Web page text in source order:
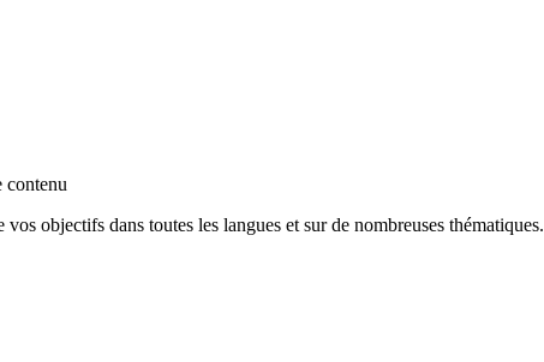
contenu
objectifs dans toutes les langues et sur de nombreuses thématiques.